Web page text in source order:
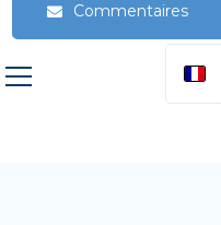
Commentaires